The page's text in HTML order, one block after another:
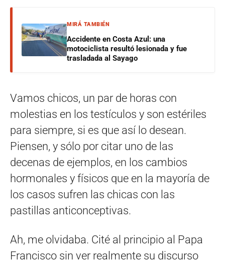
MIRÁ TAMBIÉN
Accidente en Costa Azul: una
motociclista resultó lesionada y fue
trasladada al Sayago
Vamos chicos, un par de horas con
molestias en los testículos y son estériles
para siempre, si es que así lo desean.
Piensen, y sólo por citar uno de las
decenas de ejemplos, en los cambios
hormonales y físicos que en la mayoría de
los casos sufren las chicas con las
pastillas anticonceptivas.
Ah, me olvidaba. Cité al principio al Papa
Francisco sin ver realmente su discurso